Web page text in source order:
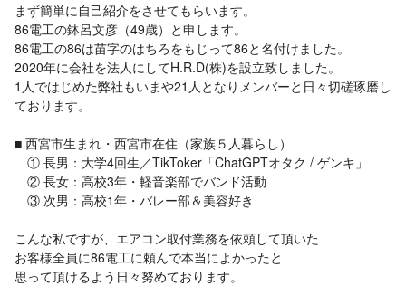
まず簡単に自己紹介をさせてもらいます。
86電工の鉢呂文彦（49歳）と申します。
86電工の86は苗字のはちろをもじって86と名付けました。
2020年に会社を法人にしてH.R.D(株)を設立致しました。
1人ではじめた弊社もいまや21人となりメンバーと日々切磋琢磨し
ております。
■ 西宮市生まれ・西宮市在住（家族５人暮らし）
① 長男：大学4回生／TikToker「ChatGPTオタク / ゲンキ」
② 長女：高校3年・軽音楽部でバンド活動
③ 次男：高校1年・バレー部＆美容好き
こんな私ですが、エアコン取付業務を依頼して頂いた
お客様全員に86電工に頼んで本当によかったと
思って頂けるよう日々努めております。